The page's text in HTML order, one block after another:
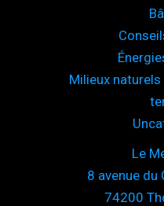
Milieux
Le
8 avenue du
74200